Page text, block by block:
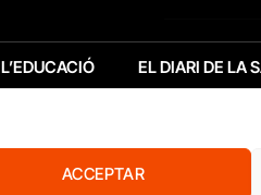
ACCEPTAR
EL DIARI DE LA